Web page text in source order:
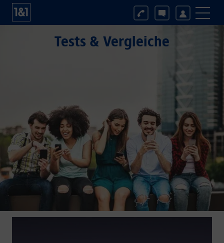
Tests & Vergleiche